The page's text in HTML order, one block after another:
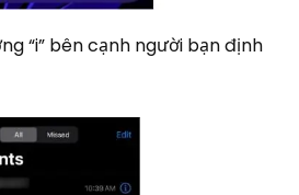
“i” bên cạnh người bạn định